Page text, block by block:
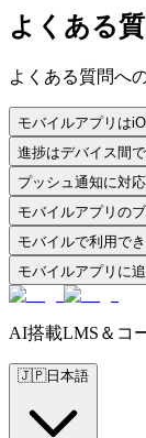
よくある
よくある質問へ
モバイルアプリは
進捗はデバイス間
プッシュ通知に対
モバイルアプリの
モバイルで利用で
モバイルアプリに
AI搭載LMS＆コ
🇯🇵日本語